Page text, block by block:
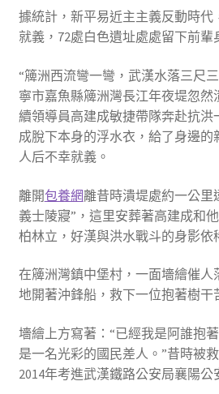
據統計，新平易近主主義反動時代
就義，72處白色遺址處處留下前輩
“簰洲西流彎一彎，武漢水落三尺
寧市嘉魚縣簰洲灣長江年夜堤忽然
續領導員高建成敏捷帶隊奔赴抗洪
成脫下本身的浮水衣，給了身邊的
人后不幸就義。
離開包養網離昔時潰堤處約一公里
義士陵寢”，這里安葬著高建成和
柏林立，好漢與洪水戰斗的身影依
在簰洲灣鎮中堡村，一面墻繪催人
地開著沖鋒船，救下一位抱著樹干
墻繪上方寫著：“已經我是阿誰抱
是一名光彩的國民差人。”昔時被
2014年考進武漢鐵路公安局襄陽公